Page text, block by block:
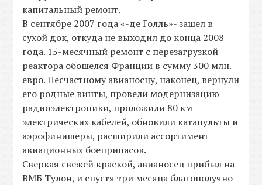
капитальный ремонт.
В сентябре 2007 года «-де Голль»- зашел в
сухой док, откуда не выходил до конца 2008
года. 15-месячный ремонт с перезагрузкой
реактора обошелся Франции в сумму 300 млн.
евро. Несчастному авианосцу, наконец, вернули
его родные винты, провели модернизацию
радиоэлектроники, проложили 80 км
электрических кабелей, обновили катапульты и
аэрофинишеры, расширили ассортимент
авиационных боеприпасов.
Сверкая свежей краской, авианосец прибыл на
ВМБ Тулон, и спустя три месяца благополучно